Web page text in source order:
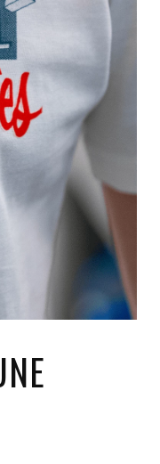
JEREMY KUPROWSKI
FLORENCE CONSTANTIN